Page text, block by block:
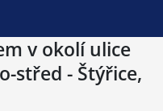
v okolí ulice
střed - Štýřice,